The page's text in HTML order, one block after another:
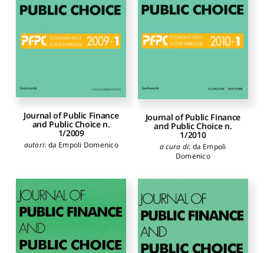
Journal of Public Finance
and Public Choice n.
1/2009
autori: da Empoli Domenico
Journal of Public Finance
and Public Choice n.
1/2010
a cura di: da Empoli
Domenico